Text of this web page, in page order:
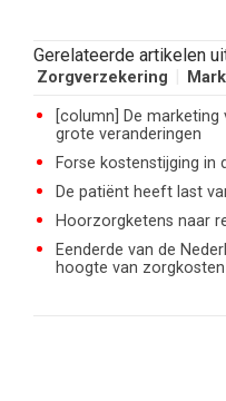
Gerelateerde artikelen
Zorgverzekering
[column] De
grote veranderingen
Forse kostenstijging in
De patiënt heeft last
Hoorzorgketens naar
Eenderde van de
hoogte van zorgkosten